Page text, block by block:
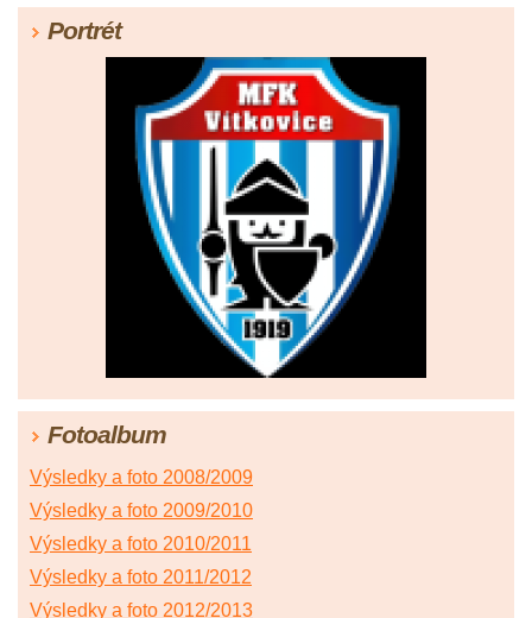
Portrét
Fotoalbum
Výsledky a foto 2008/2009
Výsledky a foto 2009/2010
Výsledky a foto 2010/2011
Výsledky a foto 2011/2012
Výsledky a foto 2012/2013